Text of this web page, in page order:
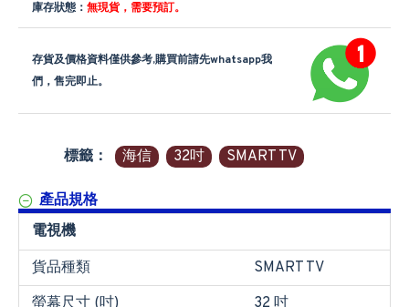
庫存狀態： 無現貨，需要預訂。
存貨及價格資料僅供參考,購買前請先whatsapp我
們，售完即止。
標籤： 海信 32吋 SMART TV
產品規格
電視機
貨品種類
SMART TV
螢幕尺寸 (吋)
32 吋